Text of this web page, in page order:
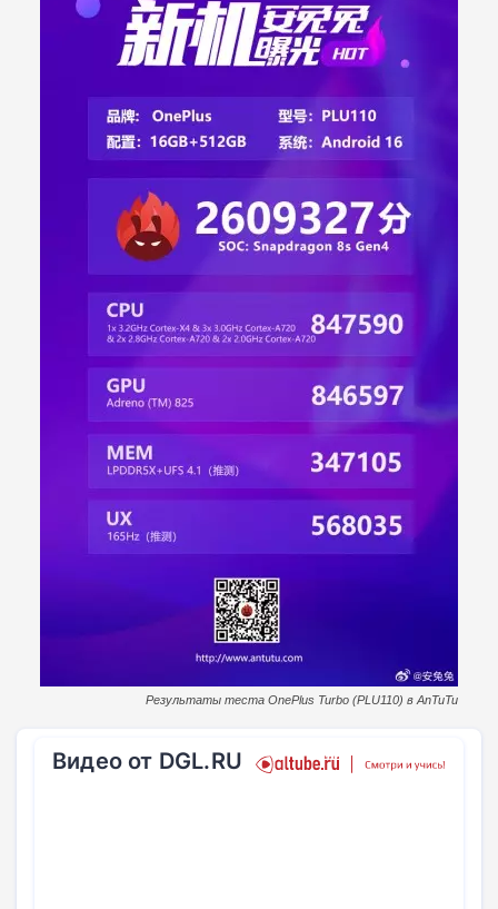
Результаты теста OnePlus Turbo (PLU110) в AnTuTu
Видео от DGL.RU